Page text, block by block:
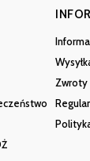
Zwroty